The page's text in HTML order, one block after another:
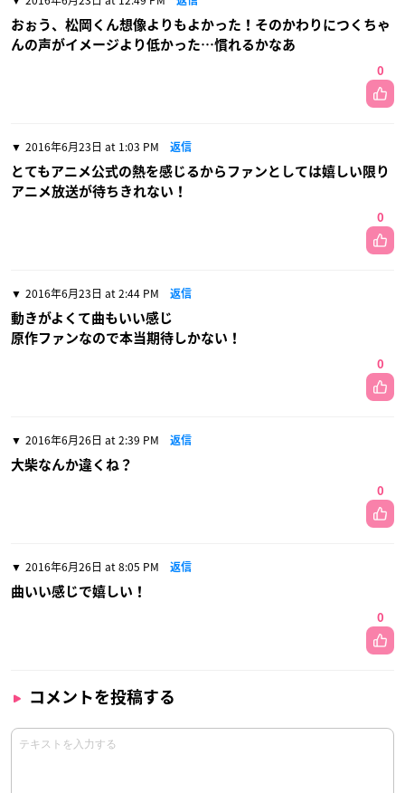
おぉう、松岡くん想像よりもよかった！そのかわりにつくちゃ
んの声がイメージより低かった…慣れるかなあ
0
2016年6月23日 at 1:03 PM 返信
とてもアニメ公式の熱を感じるからファンとしては嬉しい限り
アニメ放送が待ちきれない！
0
2016年6月23日 at 2:44 PM 返信
動きがよくて曲もいい感じ
原作ファンなので本当期待しかない！
0
2016年6月26日 at 2:39 PM 返信
大柴なんか違くね？
0
2016年6月26日 at 8:05 PM 返信
曲いい感じで嬉しい！
0
コメントを投稿する